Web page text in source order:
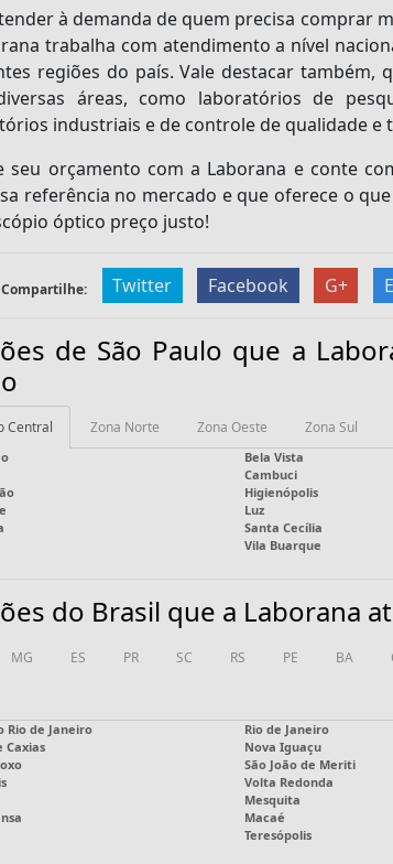
à demanda de quem precisa comprar
trabalha com atendimento a nível
regiões do país. Vale destacar também,
áreas, como laboratórios de
industriais e de controle de qualidade e
seu orçamento com a Laborana e conte
referência no mercado e que oferece o
óptico preço justo!
Compartilhe: Twitter Facebook G+
de São Paulo que a
Central Zona Norte Zona Oeste Zona Sul
Bela Vista
Cambuci
Higienópolis
Luz
Santa Cecília
Vila Buarque
do Brasil que a Laborana
MG ES PR SC RS PE BA
Rio de Janeiro Rio de Janeiro
Caxias
Nova Iguaçu
São João de Meriti
Volta Redonda
Mesquita
Macaé
Teresópolis